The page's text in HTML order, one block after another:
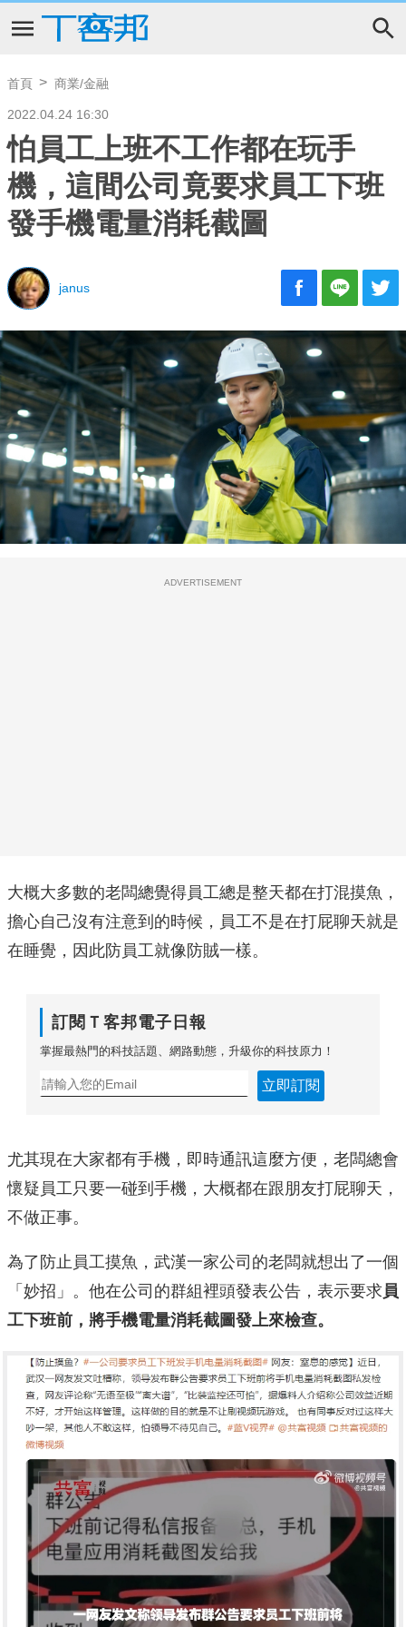
首頁 商業/金融
2022.04.24 16:30
怕員工上班不工作都在玩手
機，這間公司竟要求員工下班
發手機電量消耗截圖
janus
ADVERTISEMENT
大概大多數的老闆總覺得員工總是整天都在打混摸魚，
擔心自己沒有注意到的時候，員工不是在打屁聊天就是
在睡覺，因此防員工就像防賊一樣。
訂閱Ｔ客邦電子日報
掌握最熱門的科技話題、網路動態，升級你的科技原力！
立即訂閱
尤其現在大家都有手機，即時通訊這麼方便，老闆總會
懷疑員工只要一碰到手機，大概都在跟朋友打屁聊天，
不做正事。
為了防止員工摸魚，武漢一家公司的老闆就想出了一個
「妙招」。他在公司的群組裡頭發表公告，表示要求員
工下班前，將手機電量消耗截圖發上來檢查。